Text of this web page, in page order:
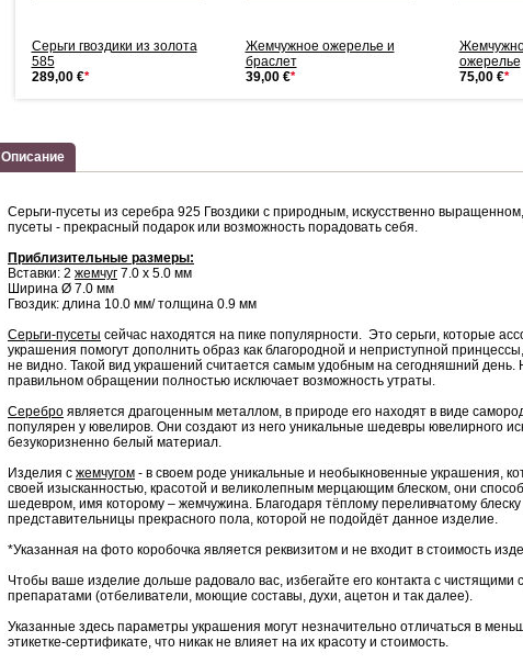
Серьги гвоздики из золота
585
289,00 €*
Жемчужное ожерелье и
браслет
39,00 €*
ожерелье
75,00 €*
Описание
Серьги-пусеты из серебра 925 Гвоздики с природным, искусственно выращенном,
пусеты - прекрасный подарок или возможность порадовать себя.
Приблизительные размеры:
Вставки: 2 жемчуг 7.0 х 5.0 мм
Ширина Ø 7.0 мм
Гвоздик: длина 10.0 мм/ толщина 0.9 мм
Серьги-пусеты сейчас находятся на пике популярности. Это серьги, которые
украшения помогут дополнить образ как благородной и неприступной
не видно. Такой вид украшений считается самым удобным на сегодняшний день.
правильном обращении полностью исключает возможность утраты.
Серебро является драгоценным металлом, в природе его находят в виде
популярен у ювелиров. Они создают из него уникальные шедевры ювелирного
безукоризненно белый материал.
Изделия с жемчугом - в своем роде уникальные и необыкновенные украшения,
своей изысканностью, красотой и великолепным мерцающим блеском, они
шедевром, имя которому – жемчужина. Благодаря тёплому переливчатому
представительницы прекрасного пола, которой не подойдёт данное изделие.
*Указанная на фото коробочка является реквизитом и не входит в стоимость
Чтобы ваше изделие дольше радовало вас, избегайте его контакта с
препаратами (отбеливатели, моющие составы, духи, ацетон и так далее).
Указанные здесь параметры украшения могут незначительно отличаться в
этикетке-сертификате, что никак не влияет на их красоту и стоимость.